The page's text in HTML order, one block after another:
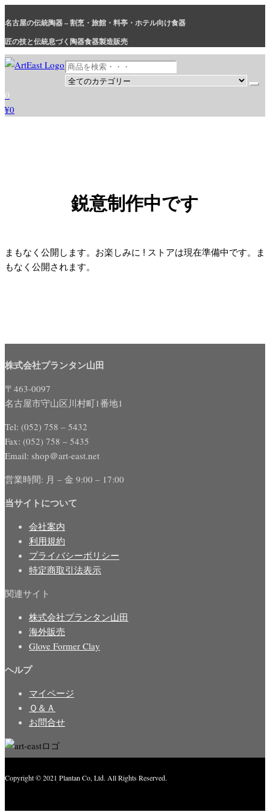
ン
テ
ン
ツ
ス
キ
名古屋の伝統陶器 – 割烹・旅館・料亭・ホテル向け食器
匠の技と伝統息づく陶器食器製造販売
和食器・洋食器通販｜割烹・旅館・料亭・ホテル等業務用卸販売
業務用から個人用まで、おしゃれでかわいい和食器・洋食器はま
とめ買いがお得です。
0
¥0
鋭意制作中です
まもなく公開します。お楽しみに ! ストアは現在準備中です。ま
もなく公開されます。
株式会社プランタン山田
〒463-0097
名古屋市守山区川村町1番地1
Tel: (052) 758 – 5432
Fax: (052) 758 – 5435
Email: shop＠art-east.net
営業時間: 月 – 金 9:00 – 17:00
当サイトについて
会社案内
利用規約
プライバシーポリシー
特定商取引法表示
関連サイト
株式会社プランタン山田
海外販売
Glove Former Clay
ヘルプ
マイページ
Ｑ＆Ａ
お問合せ
Copyright © 2021 Plantan Co, Ltd. All Rights Reserved.